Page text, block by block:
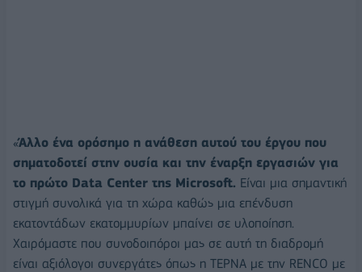
«Άλλο ένα ορόσημο η ανάθεση αυτού του έργου που
σηματοδοτεί στην ουσία και την έναρξη εργασιών για
το πρώτο Data Center της Microsoft. Είναι μια σημαντική
στιγμή συνολικά για τη χώρα καθώς μια επένδυση
εκατοντάδων εκατομμυρίων μπαίνει σε υλοποίηση.
Χαιρόμαστε που συνοδοιπόροι μας σε αυτή τη διαδρομή
είναι αξιόλογοι συνεργάτες όπως η ΤΕΡΝΑ με την RENCO με